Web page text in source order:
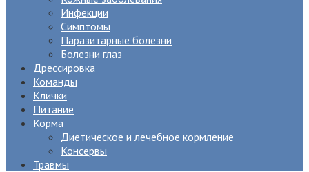
Инфекции
Симптомы
Паразитарные болезни
Болезни глаз
Дрессировка
Команды
Клички
Питание
Корма
Диетическое и лечебное кормление
Консервы
Травмы